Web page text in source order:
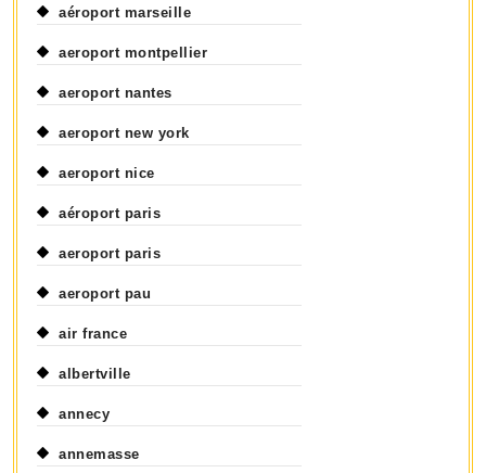
aéroport marseille
aeroport montpellier
aeroport nantes
aeroport new york
aeroport nice
aéroport paris
aeroport paris
aeroport pau
air france
albertville
annecy
annemasse